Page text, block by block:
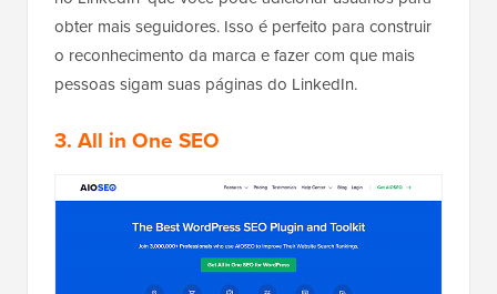
obter mais seguidores. Isso é perfeito para construir
o reconhecimento da marca e fazer com que mais
pessoas sigam suas páginas do LinkedIn.
3. All in One SEO